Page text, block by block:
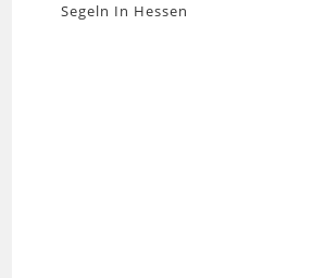
Segeln In Hessen